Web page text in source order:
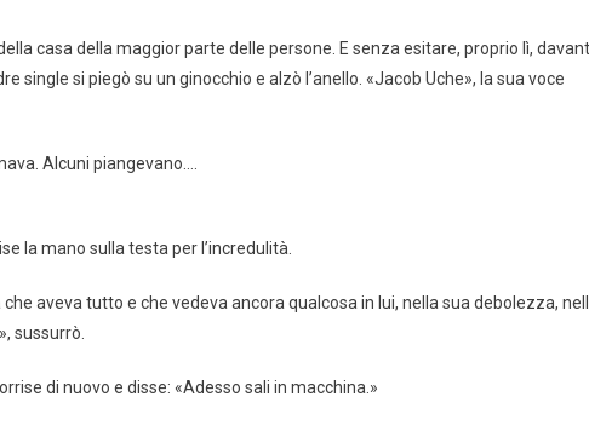
casa della maggior parte delle persone. E senza esitare, proprio lì,
single si piegò su un ginocchio e alzò l’anello. «Jacob Uche», la sua voce
Alcuni piangevano….
la mano sulla testa per l’incredulità.
aveva tutto e che vedeva ancora qualcosa in lui, nella sua debolezza,
sussurrò.
di nuovo e disse: «Adesso sali in macchina.»